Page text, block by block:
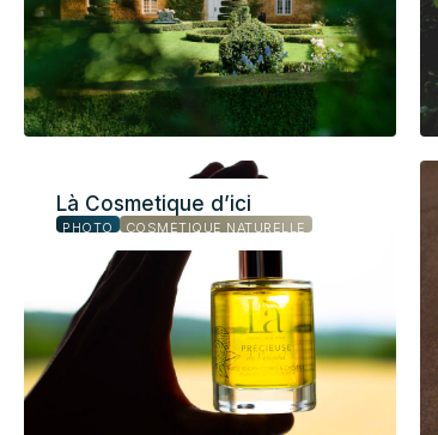
Là Cosmetique d’ici
PHOTO COSMÉTIQUE NATURELLE